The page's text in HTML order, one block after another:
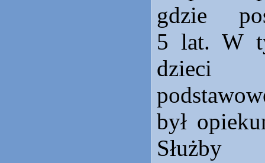
gdzie
5 lat. W
był
Służby